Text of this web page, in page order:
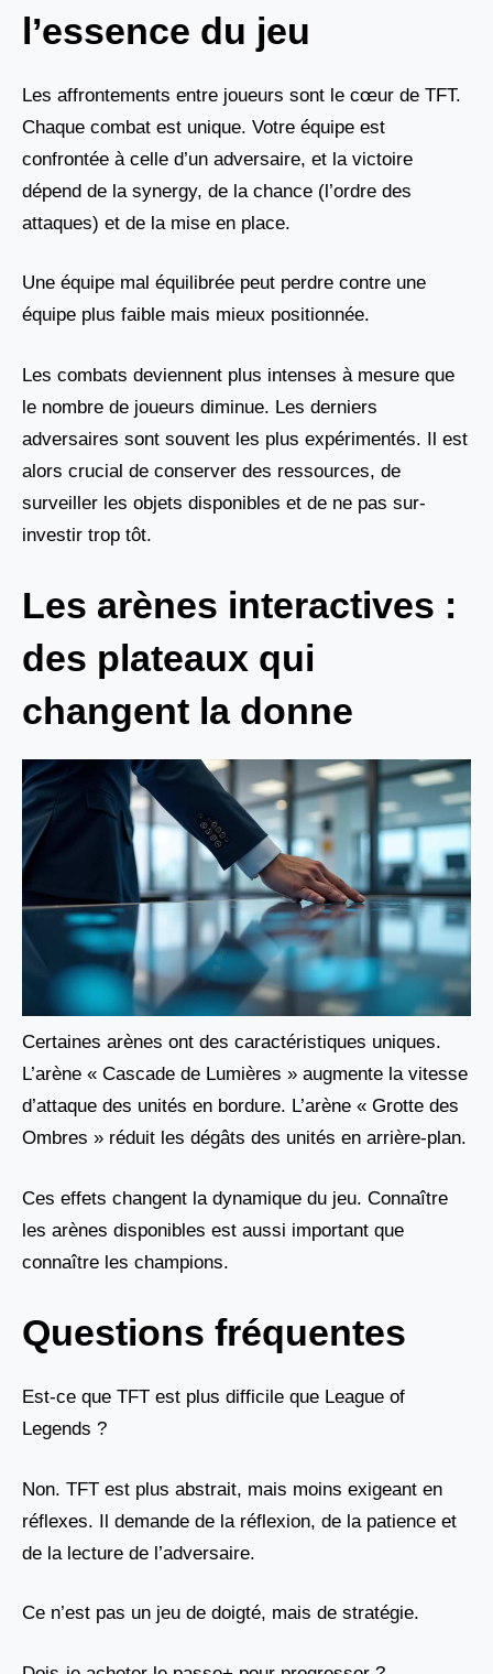
l’essence du jeu
Les affrontements entre joueurs sont le cœur de TFT.
Chaque combat est unique. Votre équipe est
confrontée à celle d’un adversaire, et la victoire
dépend de la synergy, de la chance (l’ordre des
attaques) et de la mise en place.
Une équipe mal équilibrée peut perdre contre une
équipe plus faible mais mieux positionnée.
Les combats deviennent plus intenses à mesure que
le nombre de joueurs diminue. Les derniers
adversaires sont souvent les plus expérimentés. Il est
alors crucial de conserver des ressources, de
surveiller les objets disponibles et de ne pas sur-
investir trop tôt.
Les arènes interactives :
des plateaux qui
changent la donne
Certaines arènes ont des caractéristiques uniques.
L’arène « Cascade de Lumières » augmente la vitesse
d’attaque des unités en bordure. L’arène « Grotte des
Ombres » réduit les dégâts des unités en arrière-plan.
Ces effets changent la dynamique du jeu. Connaître
les arènes disponibles est aussi important que
connaître les champions.
Questions fréquentes
Est-ce que TFT est plus difficile que League of
Legends ?
Non. TFT est plus abstrait, mais moins exigeant en
réflexes. Il demande de la réflexion, de la patience et
de la lecture de l’adversaire.
Ce n’est pas un jeu de doigté, mais de stratégie.